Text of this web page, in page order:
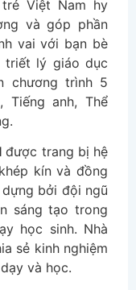
Việt Nam hy
và góp phần
vai với bạn bè
triết lý giáo dục
chương trình 5
Tiếng anh, Thể
được trang bị hệ
kín và đồng
bởi đội ngũ
sáng tạo trong
học sinh. Nhà
sẻ kinh nghiệm
và học.